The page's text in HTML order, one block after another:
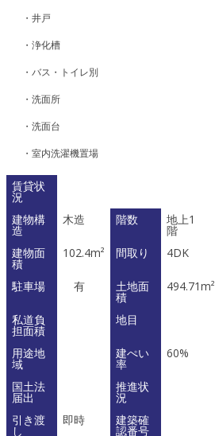
・井戸
・浄化槽
・バス・トイレ別
・洗面所
・洗面台
・室内洗濯機置場
賃貸状
況
建物構
造
木造 階数 地上1
階
建物面
積
102.4m² 間取り 4DK
駐車場 有 土地面
積
494.71m²
私道負
担面積
地目
用途地
域
建ぺい
率
60%
国土法
届出
推進状
況
引き渡
し
即時 建築確
認番号